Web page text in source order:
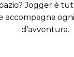
Jogger è
d’avventura.